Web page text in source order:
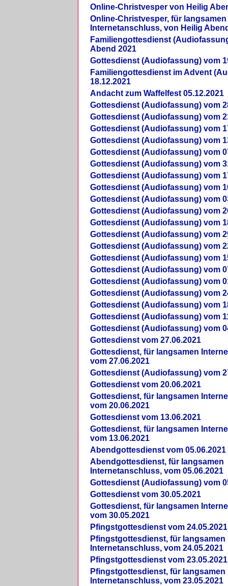
Online-Christvesper von Heilig
Online-Christvesper, für langsamen
Internetanschluss, von Heilig
Familiengottesdienst
Abend 2021
Gottesdienst (Audiofassung) vom
Familiengottesdienst im Advent
18.12.2021
Andacht zum Waffelfest 05.12.2021
Gottesdienst (Audiofassung) vom
Gottesdienst (Audiofassung) vom
Gottesdienst (Audiofassung) vom
Gottesdienst (Audiofassung) vom
Gottesdienst (Audiofassung) vom
Gottesdienst (Audiofassung) vom
Gottesdienst (Audiofassung) vom
Gottesdienst (Audiofassung) vom
Gottesdienst (Audiofassung) vom
Gottesdienst (Audiofassung) vom
Gottesdienst (Audiofassung) vom
Gottesdienst (Audiofassung) vom
Gottesdienst (Audiofassung) vom
Gottesdienst (Audiofassung) vom
Gottesdienst (Audiofassung) vom
Gottesdienst (Audiofassung) vom
Gottesdienst (Audiofassung) vom
Gottesdienst (Audiofassung) vom
Gottesdienst (Audiofassung) vom
Gottesdienst (Audiofassung) vom
Gottesdienst vom 27.06.2021
Gottesdienst, für langsamen
vom 27.06.2021
Gottesdienst (Audiofassung) vom
Gottesdienst vom 20.06.2021
Gottesdienst, für langsamen
vom 20.06.2021
Gottesdienst vom 13.06.2021
Gottesdienst, für langsamen
vom 13.06.2021
Abendgottesdienst vom 05.06.2021
Abendgottesdienst, für langsamen
Internetanschluss, vom 05.06.2021
Gottesdienst (Audiofassung) vom
Gottesdienst vom 30.05.2021
Gottesdienst, für langsamen
vom 30.05.2021
Pfingstgottesdienst vom 24.05.2021
Pfingstgottesdienst, für langsamen
Internetanschluss, vom 24.05.2021
Pfingstgottesdienst vom 23.05.2021
Pfingstgottesdienst, für langsamen
Internetanschluss, vom 23.05.2021